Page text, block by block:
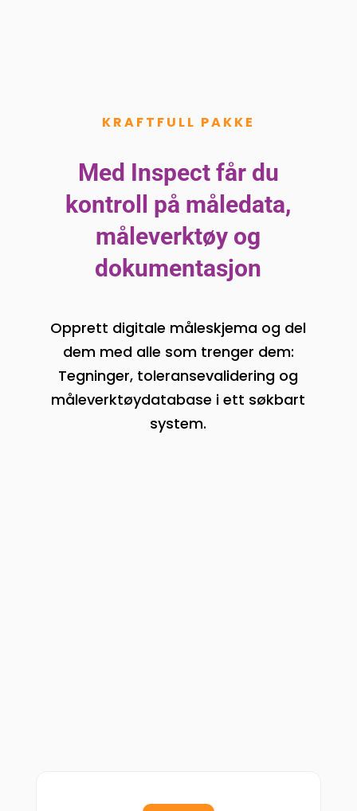
KRAFTFULL PAKKE
Med Inspect får du
kontroll på måledata,
måleverktøy og
dokumentasjon
Opprett digitale måleskjema og del
dem med alle som trenger dem:
Tegninger, toleransevalidering og
måleverktøydatabase i ett søkbart
system.